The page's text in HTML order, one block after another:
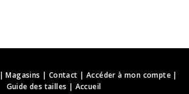
|Magasins | Contact | Accéder à mon compte|
Guide des tailles | Accueil